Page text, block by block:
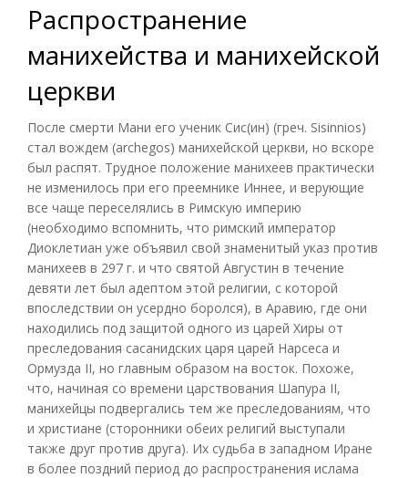
Распространение
манихейства и манихейской
церкви
После смерти Мани его ученик Сис(ин) (греч. Sisinnios)
стал вождем (archegos) манихейской церкви, но вскоре
был распят. Трудное положение манихеев практически
не изменилось при его преемнике Иннее, и верующие
все чаще переселялись в Римскую империю
(необходимо вспомнить, что римский император
Диоклетиан уже объявил свой знаменитый указ против
манихеев в 297 г. и что святой Августин в течение
девяти лет был адептом этой религии, с которой
впоследствии он усердно боролся), в Аравию, где они
находились под защитой одного из царей Хиры от
преследования сасанидских царя царей Нарсеса и
Ормузда II, но главным образом на восток. Похоже,
что, начиная со времени царствования Шапура II,
манихейцы подвергались тем же преследованиям, что
и христиане (сторонники обеих религий выступали
также друг против друга). Их судьба в западном Иране
в более поздний период до распространения ислама